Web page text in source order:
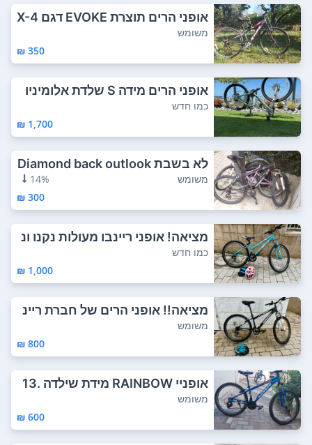
אופני הרים תוצרת EVOKE דגם X-4
0, גודל גל...
משומש
350 ₪
אופני הרים מידה S שלדת אלומיניו
ם 6061 ז...
כמו חדש
1,700 ₪
לא בשבת Diamond back outlook
aluminium 2...
משומש
14%
300 ₪
מציאה! אופני ריינבו מעולות נקנו ונ
רכבו ש...
כמו חדש
1,000 ₪
מציאה!! אופני הרים של חברת ריינ
בו גלגל 2...
משומש
800 ₪
אופניי RAINBOW מידת שילדה 13.
5 מידת גלג...
משומש
600 ₪